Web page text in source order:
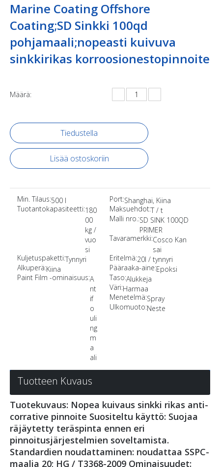
Marine Coating Offshore
Coating;SD Sinkki 100qd
pohjamaali;nopeasti kuivuva
sinkkirikas korroosionestopinnoite
Määrä:
Tiedustella
Lisää ostoskoriin
Min. Tilaus:500 l Port:Shanghai, Kiina
Tuotantokapasiteetti:180
00
kg /
vuo
si
Maksuehdot:T / t
Malli nro.:SD SINK 100QD
PRIMER
Tavaramerkki:Cosco Kan
sai
Kuljetuspaketti:Tynnyri Eritelmä:20l / tynnyri
Alkuperä:Kiina Pääraaka-aine:Epoksi
Paint Film -ominaisuus:A
nt
if
o
uli
ng
m
a
ali
Taso:Alukkeja
Väri:Harmaa
Menetelmä:Spray
Ulkomuoto:Neste
Tuotteen Kuvaus
Tuotekuvaus: Nopea kuivaus sinkki rikas anti-
corrative pinnoite Suositeltu käyttö: Suojaa
räjäytetty teräspinta ennen eri
pinnoitusjärjestelmien soveltamista.
Standardien noudattaminen: noudattaa SSPC-
maalia 20; HG / T3368-2009 Ominaisuudet: